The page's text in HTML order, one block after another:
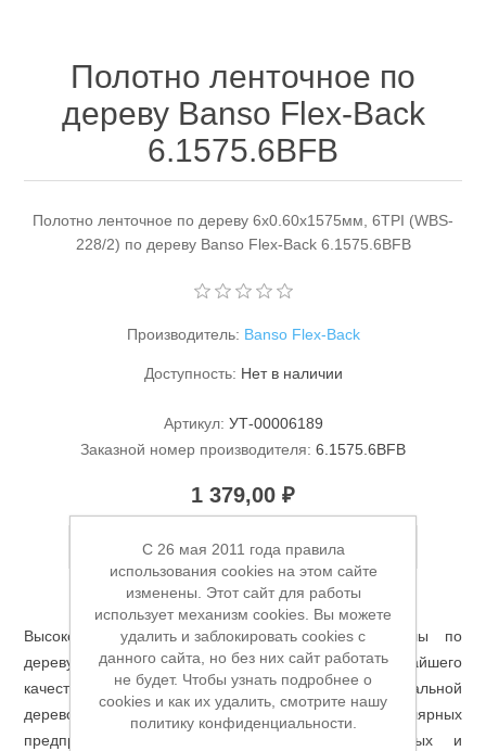
Садовая и силовая техника
Станки и оснастка
Аккумуляторы и ЗУ
Полотно ленточное по
дереву Banso Flex-Back
6.1575.6BFB
Полотно ленточное по дереву 6х0.60х1575мм, 6TPI (WBS-
228/2) по дереву Banso Flex-Back 6.1575.6BFB
Производитель: Banso Flex-Back
Доступность: Нет в наличии
Артикул: УТ-00006189
Заказной номер производителя: 6.1575.6BFB
1 379,00 ₽
Добавить в список пожеланий
Высокопроизводительное полотно ленточной пилы по
дереву, изготовленное из ленточной стали высочайшего
качества, которое используется в профессиональной
деревообработке на лесопильных, столярных и столярных
предприятиях. Ленточная пила для продольных и
C 26 мая 2011 года правила
использования cookies на этом сайте
изменены. Этот сайт для работы
использует механизм cookies. Вы можете
удалить и заблокировать cookies с
данного сайта, но без них сайт работать
не будет. Чтобы узнать подробнее о
cookies и как их удалить, смотрите нашу
политику конфиденциальности.